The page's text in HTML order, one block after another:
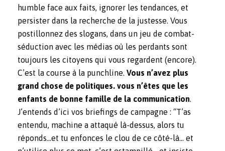
humble face aux faits, ignorer les tendances, et
persister dans la recherche de la justesse. Vous
postillonnez des slogans, dans un jeu de combat-
séduction avec les médias où les perdants sont
toujours les citoyens qui vous regardent (encore).
C’est la course à la punchline. Vous n’avez plus
grand chose de politiques. vous n’êtes que les
enfants de bonne famille de la communication.
J’entends d’ici vos briefings de campagne : “T’as
entendu, machine a attaqué là-dessus, alors tu
réponds…et tu enfonces le clou de ce côté-là… et